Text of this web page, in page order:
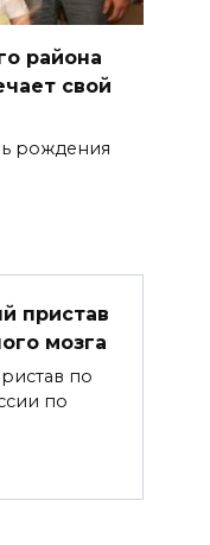
района
свой
рождения
пристав
мозга
по
по